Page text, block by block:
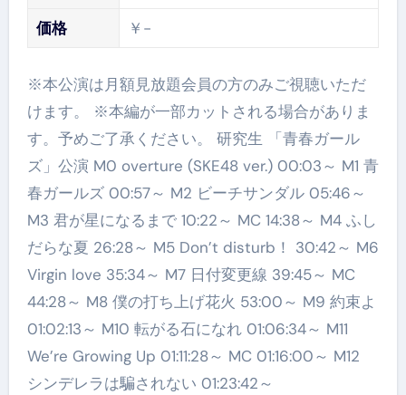
価格
￥-
※本公演は月額見放題会員の方のみご視聴いただ
けます。 ※本編が一部カットされる場合がありま
す。予めご了承ください。 研究生 「青春ガール
ズ」公演 M0 overture (SKE48 ver.) 00:03～ M1 青
春ガールズ 00:57～ M2 ビーチサンダル 05:46～
M3 君が星になるまで 10:22～ MC 14:38～ M4 ふし
だらな夏 26:28～ M5 Don’t disturb！ 30:42～ M6
Virgin love 35:34～ M7 日付変更線 39:45～ MC
44:28～ M8 僕の打ち上げ花火 53:00～ M9 約束よ
01:02:13～ M10 転がる石になれ 01:06:34～ M11
We’re Growing Up 01:11:28～ MC 01:16:00～ M12
シンデレラは騙されない 01:23:42～